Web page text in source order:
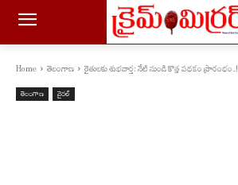
Home తెలంగాణ రైతులకు శుభవార్త: నేటి నుండి కొత్త పథకం ప్రారంభం..!
తెలంగాణ వైరల్